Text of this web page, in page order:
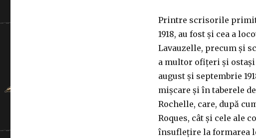
Printre scrisorile
1918, au fost și cea a
Lavauzelle, precum și
a multor ofițeri și ostași
august și septembrie
mișcare și în taberele
Rochelle, care, după
Roques, cât și cele ale
însuflețire la formarea